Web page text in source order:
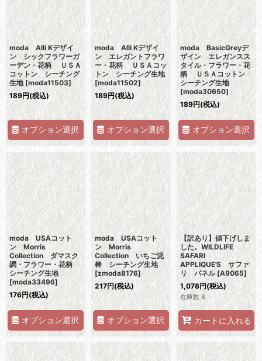
moda Alli Kデザイ
ン シックフラワーガ
ーデン・花柄 ＵＳＡ
コットン シーチング
生地 [moda11503]
189円(税込)
オプション選択
moda Alli Kデザイ
ン エレガントフラワ
ー・花柄 ＵＳＡコッ
トン シーチング生地
[moda11502]
189円(税込)
オプション選択
moda BasicGreyデ
ザイン エレガンスス
タイル・フラワー・花
柄 ＵＳＡコットン
シーチング生地
[moda30650]
189円(税込)
オプション選択
moda USAコット
ン Morris
Collection ダマスク
調・フラワー・花柄
シーチング生地
[moda33496]
176円(税込)
オプション選択
moda USAコット
ン Morris
Collection いちご泥
棒 シーチング生地
[zmoda8176]
217円(税込)
オプション選択
【訳あり】値下げしま
した。WILDLIFE
SAFARI
APPLIQUE'S サファ
リ パネル [A9065]
1,078円(税込)
在庫数 8
カートに入れる